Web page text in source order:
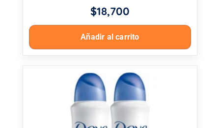
$18,700
Añadir al carrito